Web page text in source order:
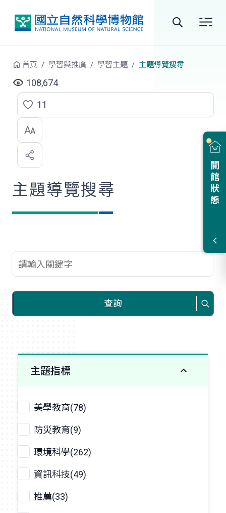
站
尋
開館狀態
首頁 學習與推廣 學習主題 主題導覽搜尋
108,674
點
選
喜
歡
11
主題導覽搜尋
查詢關鍵字
查詢
主題指標
美學教育(78)
防災教育(9)
環境科學(262)
資訊科技(49)
推薦(33)